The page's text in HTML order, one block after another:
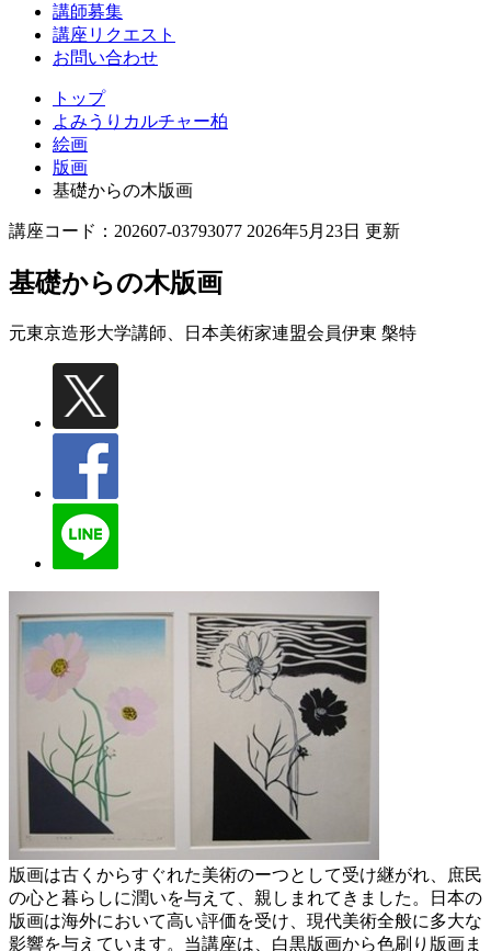
講師募集
講座リクエスト
お問い合わせ
トップ
よみうりカルチャー柏
絵画
版画
基礎からの木版画
講座コード：202607-03793077 2026年5月23日 更新
基礎からの木版画
元東京造形大学講師、日本美術家連盟会員伊東 槃特
版画は古くからすぐれた美術のーつとして受け継がれ、庶民
の心と暮らしに潤いを与えて、親しまれてきました。日本の
版画は海外において高い評価を受け、現代美術全般に多大な
影響を与えています。当講座は、白黒版画から色刷り版画ま